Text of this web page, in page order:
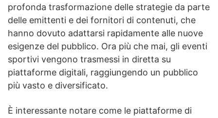
profonda trasformazione delle strategie da parte
delle emittenti e dei fornitori di contenuti, che
hanno dovuto adattarsi rapidamente alle nuove
esigenze del pubblico. Ora più che mai, gli eventi
sportivi vengono trasmessi in diretta su
piattaforme digitali, raggiungendo un pubblico
più vasto e diversificato.
È interessante notare come le piattaforme di